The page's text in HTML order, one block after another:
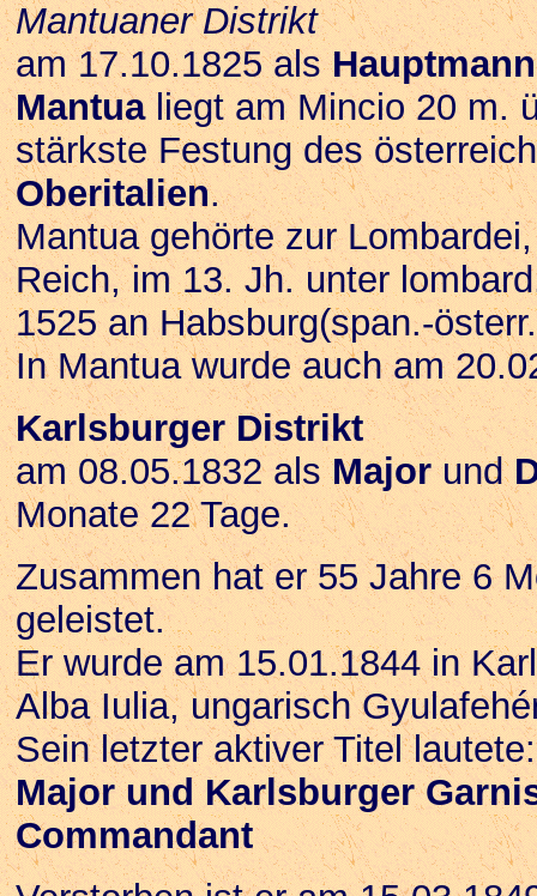
Mantuaner Distrikt
am 17.10.1825 alsHauptmann
Mantualiegt am Mincio 20 m.
stärkste Festung des
Oberitalien.
Mantua gehörte zur
Reich, im 13. Jh. unter
1525 an Habsburg(span.-
In Mantua wurde auch am
Karlsburger Distrikt
am 08.05.1832 alsMajorund
Monate 22 Tage.
Zusammen hat er 55 Jahre 6
geleistet.
Er wurde am 15.01.1844 in
Alba Iulia, ungarisch
Sein letzter aktiver Titel lautete:
Major und Karlsburger
Commandant